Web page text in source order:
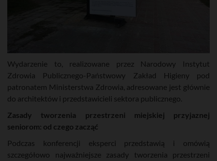
Wydarzenie to, realizowane przez Narodowy Instytut
Zdrowia Publicznego-Państwowy Zakład Higieny pod
patronatem Ministerstwa Zdrowia, adresowane jest głównie
do architektów i przedstawicieli sektora publicznego.
Zasady tworzenia przestrzeni miejskiej przyjaznej
seniorom: od czego zacząć
Podczas konferencji eksperci przedstawią i omówią
szczegółowo najważniejsze zasady tworzenia przestrzeni